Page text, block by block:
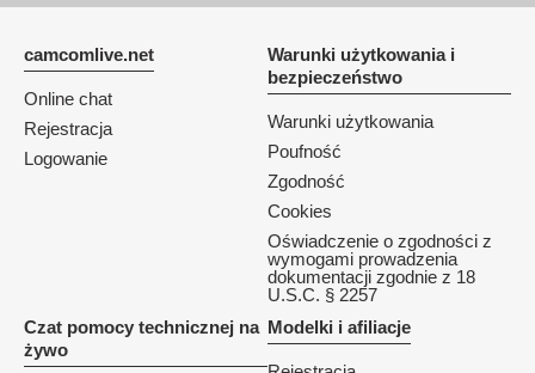
camcomlive.net
Online chat
Rejestracja
Logowanie
Warunki użytkowania i
bezpieczeństwo
Warunki użytkowania
Poufność
Zgodność
Cookies
Oświadczenie o zgodności z
wymogami prowadzenia
dokumentacji zgodnie z 18
U.S.C. § 2257
Czat pomocy technicznej na
żywo
Modelki i afiliacje